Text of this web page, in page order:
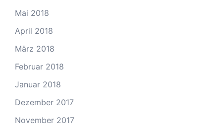
Mai 2018
April 2018
März 2018
Februar 2018
Januar 2018
Dezember 2017
November 2017